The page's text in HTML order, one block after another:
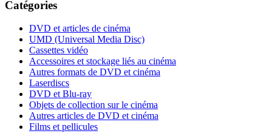
Catégories
DVD et articles de cinéma
UMD (Universal Media Disc)
Cassettes vidéo
Accessoires et stockage liés au cinéma
Autres formats de DVD et cinéma
Laserdiscs
DVD et Blu-ray
Objets de collection sur le cinéma
Autres articles de DVD et cinéma
Films et pellicules